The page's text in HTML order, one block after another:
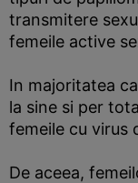
transmitere
femeile active
In majoritatea
la sine si per
femeile cu virus
De aceea,